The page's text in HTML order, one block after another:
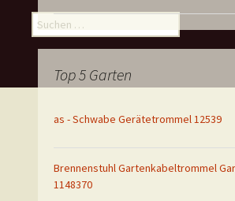
Top 5 Garten
as - Schwabe Gerätetrommel 12539
Brennenstuhl Gartenkabeltrommel
1148370
Suchen
nach: